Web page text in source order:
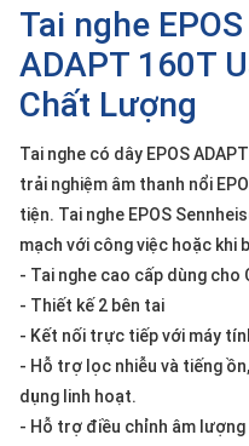
Tai nghe
ADAPT 160T
Chất Lượng
Tai nghe có dây EPOS
trải nghiệm âm thanh nổi
tiện. Tai nghe EPOS
mạch với công việc hoặc khi
- Tai nghe cao cấp dùng cho
- Thiết kế 2 bên tai
- Kết nối trực tiếp với máy
- Hỗ trợ lọc nhiễu và tiếng
dụng linh hoạt.
- Hỗ trợ điều chỉnh âm lượng
pháp
Dịch
vụ
Hỗ
Tin
Liên
Giới
thiệu
NGÔN
NGỮ